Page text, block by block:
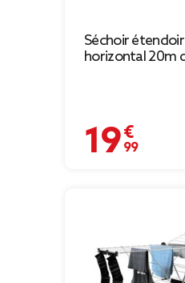
Séchoir
horizontal 20m
19,99 €